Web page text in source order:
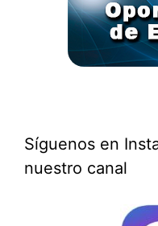
Síguenos en
nuestro canal